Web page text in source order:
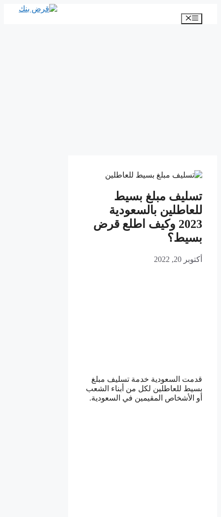
المحتوى
القائمة
تسليف مبلغ بسيط
للعاطلين بالسعودية
2023 وكيف اطلع قرض
بسيط؟
أكتوبر 20, 2022
قدمت السعودية خدمة تسليف مبلغ
بسيط للعاطلين لكل من أبناء الشعب
أو الأشخاص المقيمين في السعودية.